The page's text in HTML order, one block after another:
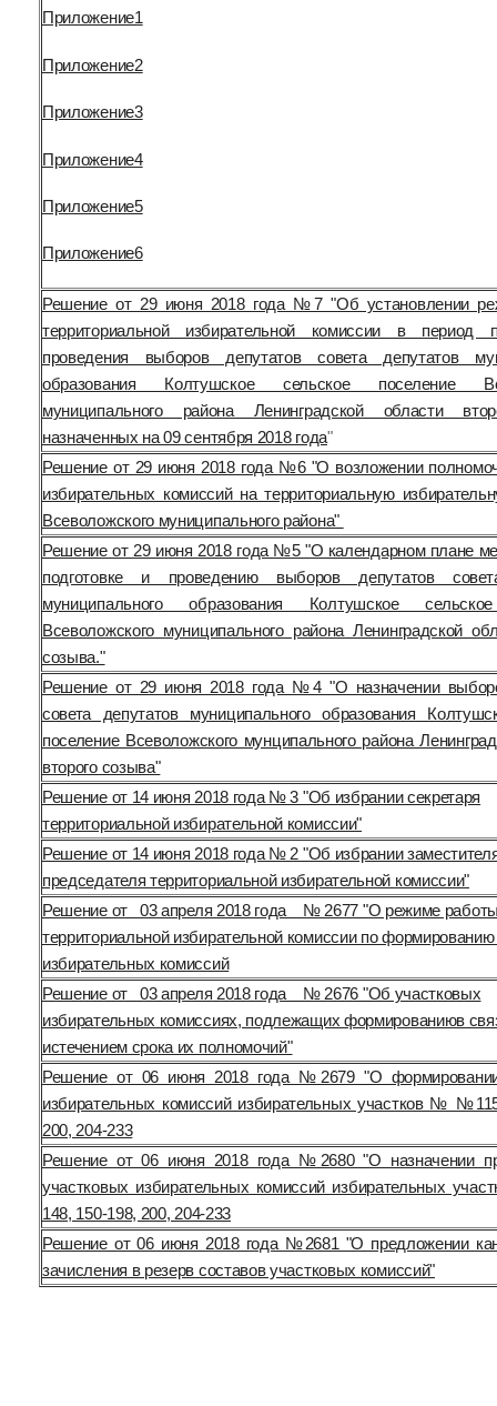
Приложение1
Приложение2
Приложение3
Приложение4
Приложение5
Приложение6
Решение от 29 июня 2018 года №7 "Об установлении
территориальной избирательной комиссии в период
проведения выборов депутатов совета депутатов
образования Колтушское сельское поселение
муниципального района Ленинградской области
назначенных на 09 сентября 2018 года"
Решение от 29 июня 2018 года №6 "О возложении
избирательных комиссий на территориальную
Всеволожского муниципального района"
Решение от 29 июня 2018 года №5 "О календарном плане
подготовке и проведению выборов депутатов
муниципального образования Колтушское
Всеволожского муниципального района Ленинградской
созыва."
Решение от 29 июня 2018 года №4 "О назначении
совета депутатов муниципального образования
поселение Всеволожского мунципального района
второго созыва"
Решение от 14 июня 2018 года № 3 "Об избрании секретаря
территориальной избирательной комиссии"
Решение от 14 июня 2018 года № 2 "Об избрании
председателя территориальной избирательной комиссии"
Решение от 03 апреля 2018 года № 2677 "О режиме
территориальной избирательной комиссии по
избирательных комиссий
Решение от 03 апреля 2018 года № 2676 "Об участковых
избирательных комиссиях, подлежащих формированиюв
истечением срока их полномочий"
Решение от 06 июня 2018 года №2679 "О
избирательных комиссий избирательных участков №
200, 204-233
Решение от 06 июня 2018 года №2680 "О назначении
участковых избирательных комиссий избирательных
148, 150-198, 200, 204-233
Решение от 06 июня 2018 года №2681 "О предложении
зачисления в резерв составов участковых комиссий"